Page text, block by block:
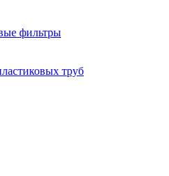
фильтры
труб